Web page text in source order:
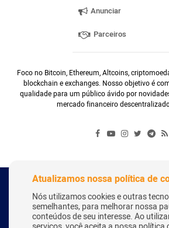
Anunciar
Parceiros
Foco no Bitcoin, Ethereum, Altcoins,
blockchain e exchanges. Nosso objetivo é
qualidade para um público ávido por
mercado financeiro
Copyright Webitcoin 2018 - Todos os
Atualizamos nossa política de
Nós utilizamos cookies e outras
semelhantes, para melhorar nossa
conteúdos de seu interesse. Ao